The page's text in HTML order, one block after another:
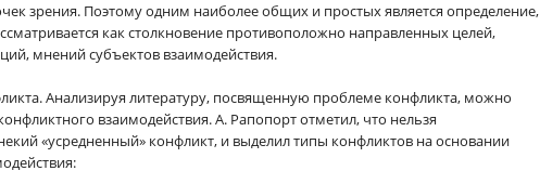
зрения. Поэтому одним наиболее общих и простых является определение,
как столкновение противоположно направленных целей,
мнений субъектов взаимодействия.
Анализируя литературу, посвященную проблеме конфликта, можно
взаимодействия. А. Рапопорт отметил, что нельзя
«усредненный» конфликт, и выделил типы конфликтов на основании